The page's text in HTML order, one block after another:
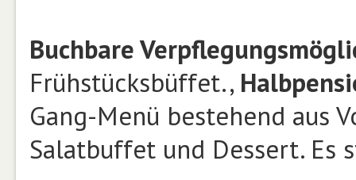
Buchbare
Frühstücksbüffet.,
Gang-Menü bestehend aus
Salatbuffet und Dessert. Es